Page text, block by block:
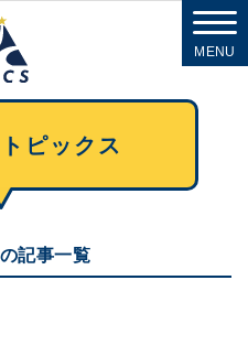
MENU
ピックス
記事一覧